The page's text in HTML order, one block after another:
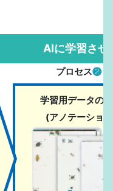
AIに学習させ
プロセス❷
学習用データの
(アノテーショ